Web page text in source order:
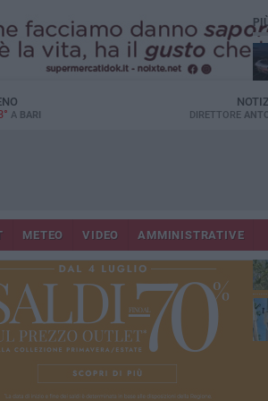
A BARI DIRETTORE
METEO VIDEO AMMINISTRATIVE